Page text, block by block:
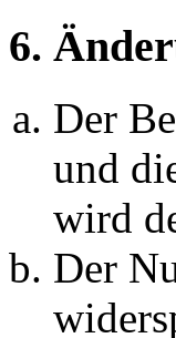
6.
Der
und
wird
Der